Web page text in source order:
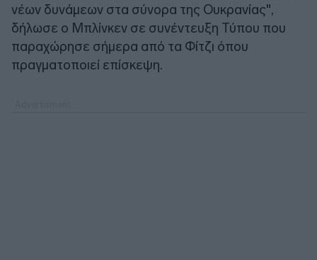
νέων δυνάμεων στα σύνορα της Ουκρανίας",
δήλωσε ο Μπλίνκεν σε συνέντευξη Τύπου που
παραχώρησε σήμερα από τα Φίτζι όπου
πραγματοποιεί επίσκεψη.